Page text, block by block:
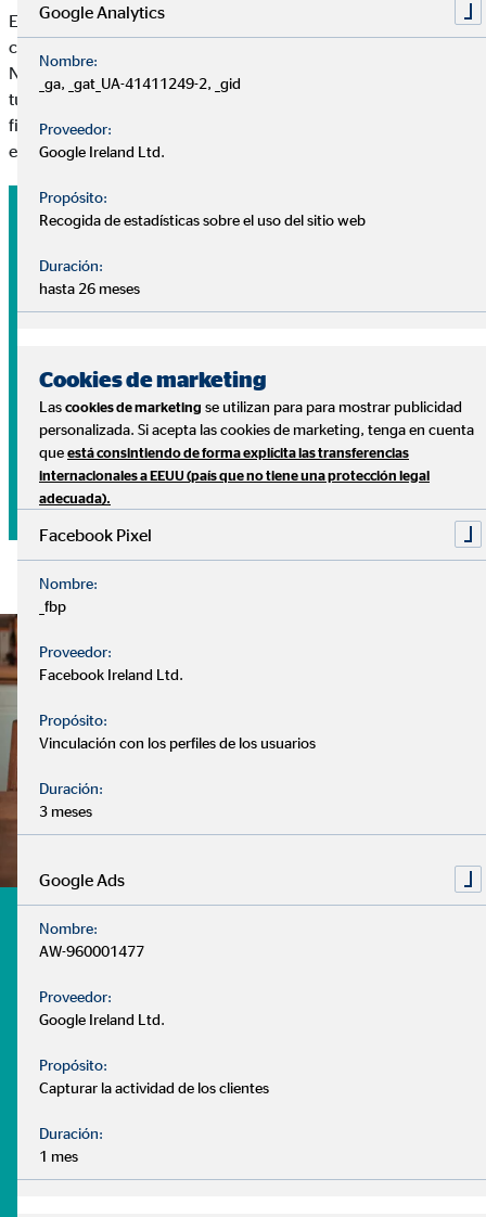
En OVB respondemos a tus preguntas sin coste y sin
compromiso.
Nuestros consultores te ayudarán a diseñar un plan adaptado a
tus necesidades para ayudarte a conseguir tus metas
financieras y disfrutar de lo que más importa: tu tranquilidad
económica, tu salud y tu familia.
Tu dinero
¿Tienes dudas? te ayudamos
- ¿Cuándo debo comenzar a pensar en mi jubilación?
- ¿Puedo disponer de un plan de ahorro ajustado a mis
necesidades?
Son muchas las dudas que surgen a la hora de gestionar
necesidades y prioridades.
Lo sabemos, y podemos ayudarte
Google Analytics
Nombre:
_ga, _gat_UA-41411249-2, _gid
Proveedor:
Google Ireland Ltd.
Propósito:
Recogida de estadísticas sobre el uso del sitio web
Duración:
hasta 26 meses
Cookies de marketing
Las cookies de marketing se utilizan para para mostrar publicidad
personalizada. Si acepta las cookies de marketing, tenga en cuenta
que está consintiendo de forma explícita las transferencias
internacionales a EEUU (país que no tiene una protección legal
adecuada).
Facebook Pixel
Nombre:
_fbp
Proveedor:
Facebook Ireland Ltd.
Propósito:
Vinculación con los perfiles de los usuarios
Duración:
3 meses
Google Ads
Nombre:
AW-960001477
Proveedor:
Google Ireland Ltd.
Propósito:
Capturar la actividad de los clientes
Duración:
1 mes